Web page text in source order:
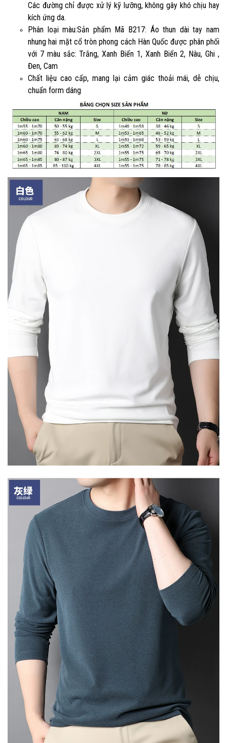
Các đường chỉ được xử lý kỹ lưỡng, không gây khó chịu hay
kích ứng da.
Phân loại màu:Sản phẩm Mã B217: Áo thun dài tay nam
nhung hai mặt cổ tròn phong cách Hàn Quốc được phân phối
với 7 màu sắc: Trắng, Xanh Biển 1, Xanh Biển 2, Nâu, Ghi ,
Đen, Cam
Chất liệu cao cấp, mang lại cảm giác thoải mái, dễ chịu,
chuẩn form dáng